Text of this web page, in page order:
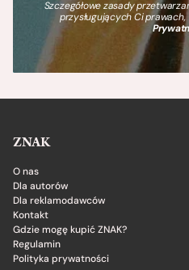
Szczegółowe zasady
przysługujących Ci
ZNAK
O nas
Dla autorów
Dla reklamodawców
Kontakt
Gdzie mogę kupić ZNAK?
Regulamin
Polityka prywatności